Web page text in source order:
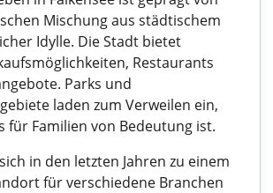
Mischung aus städtischem
Idylle. Die Stadt bietet
Restaurants
Parks und
laden zum Verweilen ein,
für Familien von Bedeutung ist.
in den letzten Jahren zu einem
für verschiedene Branchen